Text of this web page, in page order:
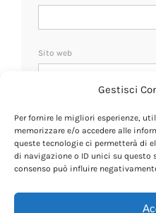
Gestisci
Per fornire le migliori esperienze,
memorizzare e/o accedere alle
queste tecnologie ci permetterà di
di navigazione o ID unici su questo
consenso può influire
Sito web